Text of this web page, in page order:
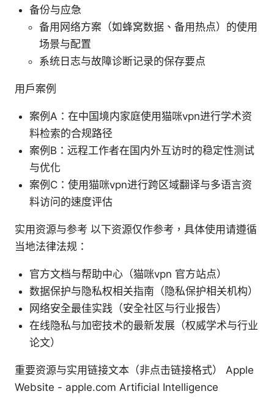
备份与应急
备用网络方案（如蜂窝数据、备用热点）的使用
场景与配置
系统日志与故障诊断记录的保存要点
用户案例
案例A：在中国境内家庭使用猫咪vpn进行学术资
料检索的合规路径
案例B：远程工作者在国内外互访时的稳定性测试
与优化
案例C：使用猫咪vpn进行跨区域翻译与多语言资
料访问的速度评估
实用资源与参考 以下资源仅作参考，具体使用请遵循
当地法律法规：
官方文档与帮助中心（猫咪vpn 官方站点）
数据保护与隐私权相关指南（隐私保护相关机构）
网络安全最佳实践（安全社区与行业报告）
在线隐私与加密技术的最新发展（权威学术与行业
论文）
重要资源与实用链接文本（非点击链接格式） Apple
Website - apple.com Artificial Intelligence